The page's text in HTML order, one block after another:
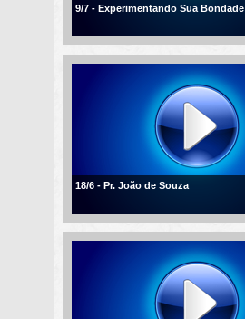
9/7 - Experimentando Sua Bondade
18/6 - Pr. João de Souza